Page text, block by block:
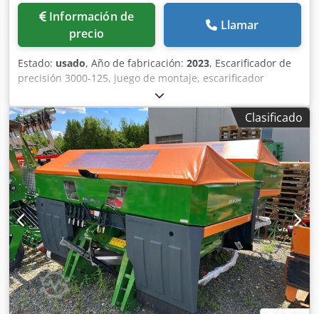
Información de
precio
Llamar
Estado: usado, Año de fabricación: 2023, Escarificador de
precisión 3000-125, juego de montaje, escarificador
ajustable. Marcador de surcos adicional / electrónico 3000
AmaDrill 2 para Cataya. Sensor de radar / internacional.
Sensor analógico de posición de trabajo. Conmutación
electrónica de rodadas / válvula de control y rodado
hidráulico. Codpfxotgpggj Al Rerf
Clasificado